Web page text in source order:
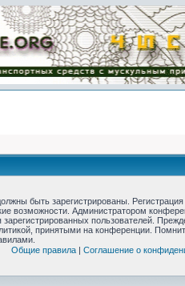
быть зарегистрированы. Регистрация
возможности. Администратором
пользователей.
принятыми на конференции.
Общие правила| Соглашение о